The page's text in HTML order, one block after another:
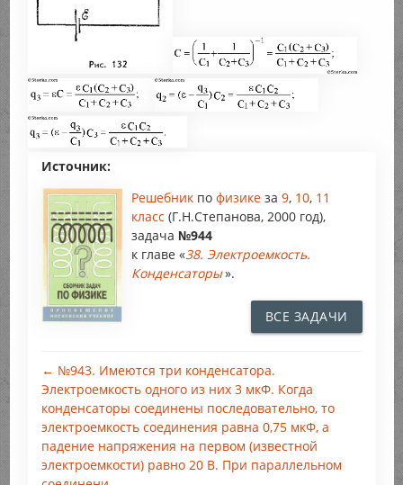
Источник:
Решебник по физике за 9, 10, 11
класс (Г.Н.Степанова, 2000 год),
задача №944
к главе «38. Электроемкость.
Конденсаторы».
ВСЕ ЗАДАЧИ
← №943. Имеются три конденсатора.
Электроемкость одного из них 3 мкФ. Когда
конденсаторы соединены последовательно, то
электроемкость соединения равна 0,75 мкФ, а
падение напряжения на первом (известной
электроемкости) равно 20 В. При параллельном